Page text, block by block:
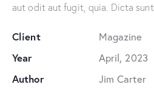
aut odit aut fugit, quia. Dicta
Client
Magazine
Year
April, 2023
Author
Jim Carter